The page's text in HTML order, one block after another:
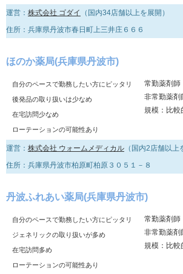
運営： 株式会社 ゴダイ
（国内34店舗以上を展開）
住所：兵庫県丹波市春日町上三井庄６６６
ほのか薬局(兵庫県丹波市)
自分のペースで勤務したい方にピッタリ
後発品の取り扱いは少なめ
在宅訪問少なめ
ローテーションの可能性あり
常勤薬剤師
非常勤薬剤
規模：比較
運営： 株式会社 ウォームメディカル （国内2店舗以上
住所：兵庫県丹波市柏原町柏原３０５１－８
丹波ふれあい薬局(兵庫県丹波市)
自分のペースで勤務したい方にピッタリ
ジェネリックの取り扱いが多め
在宅訪問多め
ローテーションの可能性あり
常勤薬剤師
非常勤薬剤
規模：比較